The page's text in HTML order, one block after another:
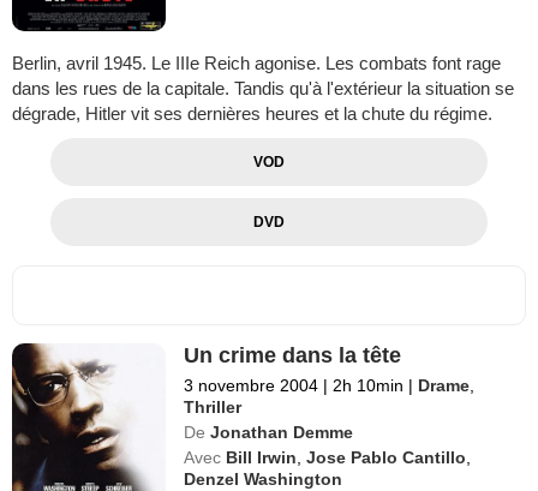
Berlin, avril 1945. Le IIIe Reich agonise. Les combats font rage
dans les rues de la capitale. Tandis qu'à l'extérieur la situation se
dégrade, Hitler vit ses dernières heures et la chute du régime.
VOD
DVD
Un crime dans la tête
3 novembre 2004 | 2h 10min | Drame
Thriller
De Jonathan Demme
Avec Bill Irwin ,Jose Pablo Cantillo
Denzel Washington